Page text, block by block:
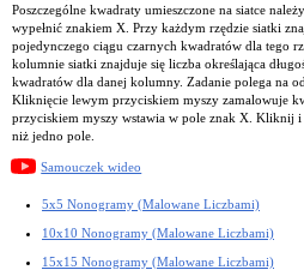
Poszczególne kwadraty umieszczone na siatce
wypełnić znakiem X. Przy każdym rzędzie siatki
pojedynczego ciągu czarnych kwadratów dla tego
kolumnie siatki znajduje się liczba określająca
kwadratów dla danej kolumny. Zadanie polega na
Kliknięcie lewym przyciskiem myszy zamalowuje
przyciskiem myszy wstawia w pole znak X. Kliknij
niż jedno pole.
Samouczek wideo
5x5 Nonogramy (Malowane Liczbami)
10x10 Nonogramy (Malowane Liczbami)
15x15 Nonogramy (Malowane Liczbami)